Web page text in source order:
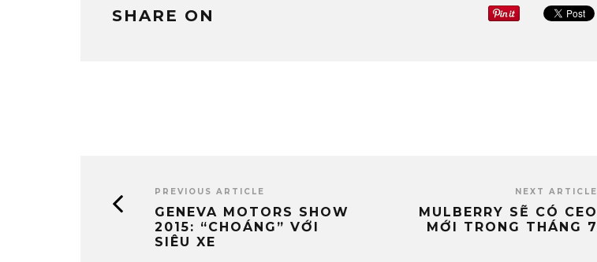
SHARE ON
PREVIOUS ARTICLE
GENEVA MOTORS SHOW
2015: “CHOÁNG” VỚI
SIÊU XE
NEXT ARTICLE
MULBERRY SẼ CÓ CEO
MỚI TRONG THÁNG 7